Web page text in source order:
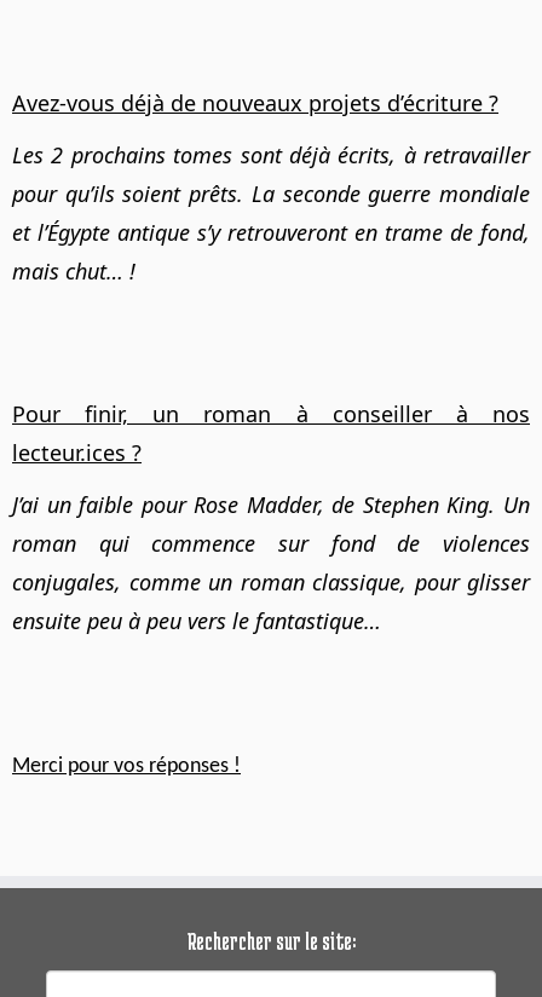
Avez-vous déjà de nouveaux projets d’écriture ?
Les 2 prochains tomes sont déjà écrits, à retravailler
pour qu’ils soient prêts. La seconde guerre mondiale
et l’Égypte antique s’y retrouveront en trame de fond,
mais chut… !
Pour finir, un roman à conseiller à nos
lecteur.ices ?
J’ai un faible pour Rose Madder, de Stephen King. Un
roman qui commence sur fond de violences
conjugales, comme un roman classique, pour glisser
ensuite peu à peu vers le fantastique…
Merci pour vos réponses !
Rechercher sur le site: